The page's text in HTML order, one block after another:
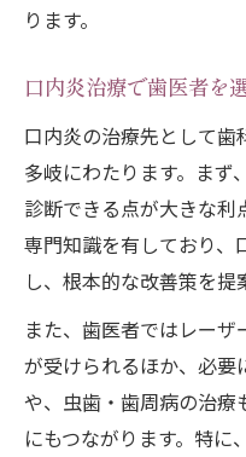
ります。
口内炎治療で歯医者を
口内炎の治療先として
多岐にわたります。まず
診断できる点が大きな利
専門知識を有しており、
し、根本的な改善策を提
また、歯医者ではレー
が受けられるほか、必
や、虫歯・歯周病の治
にもつながります。特に